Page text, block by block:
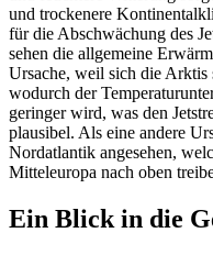
und trockenere
für die Abschwächung des
sehen die allgemeine
Ursache, weil sich die Arktis
wodurch der
geringer wird, was den
plausibel. Als eine andere
Nordatlantik angesehen,
Mitteleuropa nach oben
Ein Blick in die